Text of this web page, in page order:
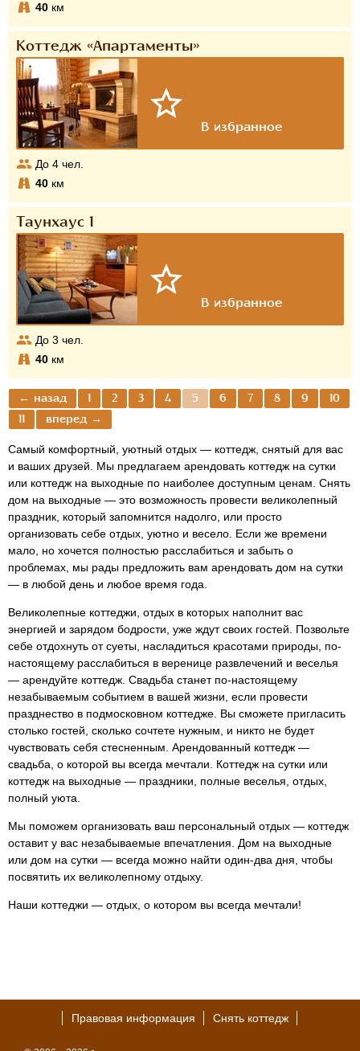
40 км
Коттедж «Апартаменты»
До 4 чел.
40 км
Таунхаус 1
До 3 чел.
40 км
← назад 1 2 3 4 5 6 7 8 9
10
11
вперед →
Самый комфортный, уютный отдых — коттедж, снятый для вас
и ваших друзей. Мы предлагаем арендовать коттедж на сутки
или коттедж на выходные по наиболее доступным ценам. Снять
дом на выходные — это возможность провести великолепный
праздник, который запомнится надолго, или просто
организовать себе отдых, уютно и весело. Если же времени
мало, но хочется полностью расслабиться и забыть о
проблемах, мы рады предложить вам арендовать дом на сутки
— в любой день и любое время года.
Великолепные коттеджи, отдых в которых наполнит вас
энергией и зарядом бодрости, уже ждут своих гостей. Позвольте
себе отдохнуть от суеты, насладиться красотами природы, по-
настоящему расслабиться в веренице развлечений и веселья
— арендуйте коттедж. Свадьба станет по-настоящему
незабываемым событием в вашей жизни, если провести
празднество в подмосковном коттедже. Вы сможете пригласить
столько гостей, сколько сочтете нужным, и никто не будет
чувствовать себя стесненным. Арендованный коттедж —
свадьба, о которой вы всегда мечтали. Коттедж на сутки или
коттедж на выходные — праздники, полные веселья, отдых,
полный уюта.
Мы поможем организовать ваш персональный отдых — коттедж
оставит у вас незабываемые впечатления. Дом на выходные
или дом на сутки — всегда можно найти один-два дня, чтобы
посвятить их великолепному отдыху.
Наши коттеджи — отдых, о котором вы всегда мечтали!
Правовая информация Снять коттедж